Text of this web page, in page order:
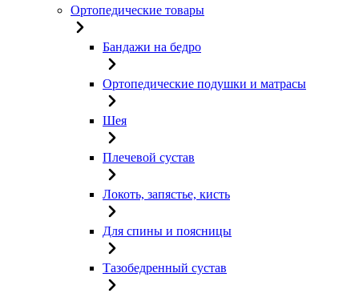
Ортопедические товары
Бандажи на бедро
Ортопедические подушки и матрасы
Шея
Плечевой сустав
Локоть, запястье, кисть
Для спины и поясницы
Тазобедренный сустав